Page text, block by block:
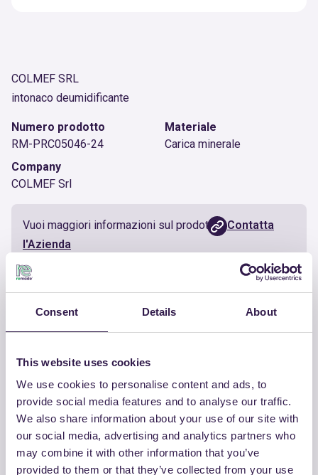
Consent Details About
This website uses cookies
We use cookies to personalise content and ads, to
provide social media features and to analyse our traffic.
We also share information about your use of our site with
our social media, advertising and analytics partners who
may combine it with other information that you’ve
provided to them or that they’ve collected from your use
COLMEF SRL
intonaco deumidificante
Numero prodotto
RM-PRC05046-24
Materiale
Carica minerale
Company
COLMEF Srl
Vuoi maggiori informazioni sul prodotto? Contatta
l'Azienda
Documenti utili
ALTRI PRODOTTI
Guarda la lista completa dei prodotti